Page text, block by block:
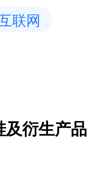
联网
衍生产品